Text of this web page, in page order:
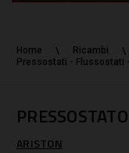
Home Ricambi
Pressostati - Flussostati
ARISTON